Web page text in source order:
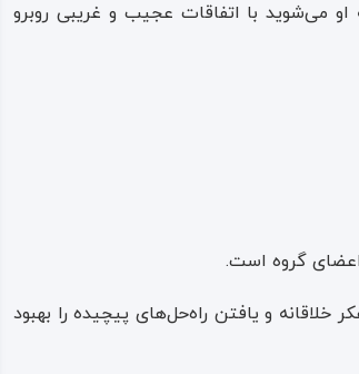
می‌شوید با اتفاقات عجیب و غریبی روبرو
اعضای گروه است.
خلاقانه و یافتن راه‌حل‌های پیچیده را بهبود